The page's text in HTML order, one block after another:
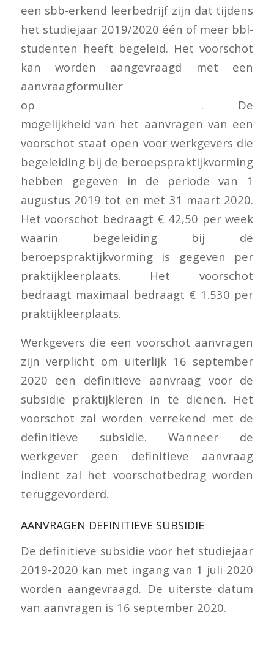
een sbb-erkend leerbedrijf zijn dat tijdens
het studiejaar 2019/2020 één of meer bbl-
studenten heeft begeleid. Het voorschot
kan worden aangevraagd met een
aanvraagformulier
op
. De
mogelijkheid van het aanvragen van een
voorschot staat open voor werkgevers die
begeleiding bij de beroepspraktijkvorming
hebben gegeven in de periode van 1
augustus 2019 tot en met 31 maart 2020.
Het voorschot bedraagt € 42,50 per week
waarin begeleiding bij de
beroepspraktijkvorming is gegeven per
praktijkleerplaats. Het voorschot
bedraagt maximaal bedraagt € 1.530 per
praktijkleerplaats.
Werkgevers die een voorschot aanvragen
zijn verplicht om uiterlijk 16 september
2020 een definitieve aanvraag voor de
subsidie praktijkleren in te dienen. Het
voorschot zal worden verrekend met de
definitieve subsidie. Wanneer de
werkgever geen definitieve aanvraag
indient zal het voorschotbedrag worden
teruggevorderd.
AANVRAGEN DEFINITIEVE SUBSIDIE
De definitieve subsidie voor het studiejaar
2019-2020 kan met ingang van 1 juli 2020
worden aangevraagd. De uiterste datum
van aanvragen is 16 september 2020.